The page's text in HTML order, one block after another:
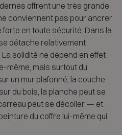
offrent une très grande
conviennent pas pour ancrer
en toute sécurité. Dans la
détache relativement
solidité ne dépend en effet
même, mais surtout du
un mur plafonné, la couche
du bois, la planche peut se
peut se décoller — et
du coffre lui-même qui